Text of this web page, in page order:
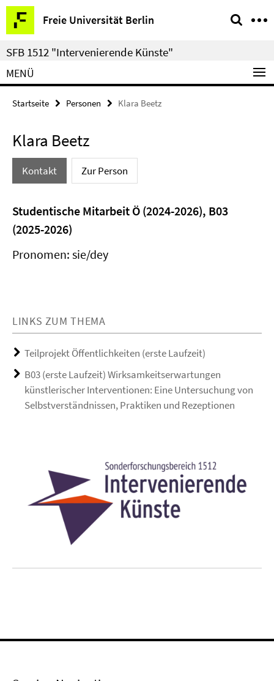
Springe
direkt
zu
Inhalt
Freie Universität Berlin
Service-
Navigation
SFB 1512 "Intervenierende Künste"
MENÜ
Startseite Personen Klara Beetz
Klara Beetz
Kontakt Zur Person
Studentische Mitarbeit Ö (2024-2026), B03
(2025-2026)
Pronomen: sie/dey
LINKS ZUM THEMA
Teilprojekt Öffentlichkeiten (erste Laufzeit)
B03 (erste Laufzeit) Wirksamkeitserwartungen
künstlerischer Interventionen: Eine Untersuchung von
Selbstverständnissen, Praktiken und Rezeptionen